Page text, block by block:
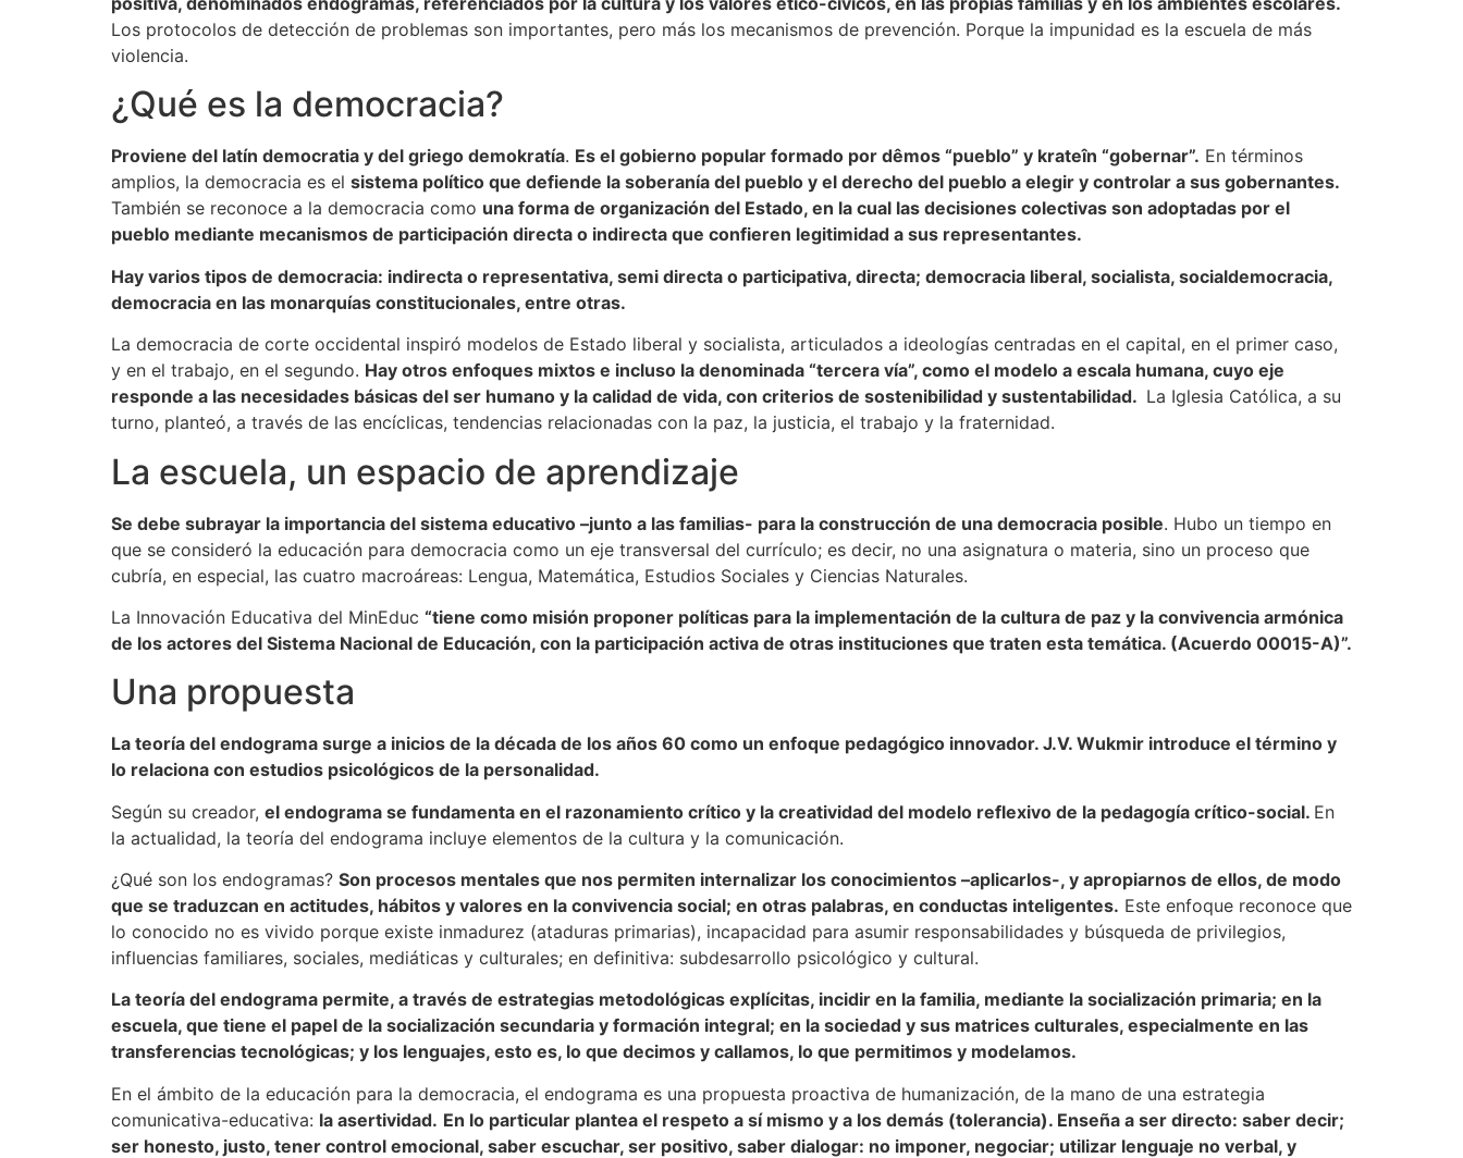
Los protocolos de detección de problemas son importantes, pero más los mecanismos de prevención. Porque la impunidad es la escuela de más
violencia.
¿Qué es la democracia?
Proviene del latín democratia y del griego demokratía. Es el gobierno popular formado por dêmos “pueblo” y krateîn “gobernar”. En términos
amplios, la democracia es el sistema político que defiende la soberanía del pueblo y el derecho del pueblo a elegir y controlar a sus gobernantes.
También se reconoce a la democracia como una forma de organización del Estado, en la cual las decisiones colectivas son adoptadas por el
pueblo mediante mecanismos de participación directa o indirecta que confieren legitimidad a sus representantes.
Hay varios tipos de democracia: indirecta o representativa, semi directa o participativa, directa; democracia liberal, socialista, socialdemocracia,
democracia en las monarquías constitucionales, entre otras.
La democracia de corte occidental inspiró modelos de Estado liberal y socialista, articulados a ideologías centradas en el capital, en el primer caso,
y en el trabajo, en el segundo. Hay otros enfoques mixtos e incluso la denominada “tercera vía”, como el modelo a escala humana, cuyo eje
responde a las necesidades básicas del ser humano y la calidad de vida, con criterios de sostenibilidad y sustentabilidad. La Iglesia Católica, a su
turno, planteó, a través de las encíclicas, tendencias relacionadas con la paz, la justicia, el trabajo y la fraternidad.
La escuela, un espacio de aprendizaje
Se debe subrayar la importancia del sistema educativo –junto a las familias- para la construcción de una democracia posible. Hubo un tiempo en
que se consideró la educación para democracia como un eje transversal del currículo; es decir, no una asignatura o materia, sino un proceso que
cubría, en especial, las cuatro macroáreas: Lengua, Matemática, Estudios Sociales y Ciencias Naturales.
La Innovación Educativa del MinEduc “tiene como misión proponer políticas para la implementación de la cultura de paz y la convivencia armónica
de los actores del Sistema Nacional de Educación, con la participación activa de otras instituciones que traten esta temática. (Acuerdo 00015-A)”.
Una propuesta
La teoría del endograma surge a inicios de la década de los años 60 como un enfoque pedagógico innovador. J.V. Wukmir introduce el término y
lo relaciona con estudios psicológicos de la personalidad.
Según su creador, el endograma se fundamenta en el razonamiento crítico y la creatividad del modelo reflexivo de la pedagogía crítico-social. En
la actualidad, la teoría del endograma incluye elementos de la cultura y la comunicación.
¿Qué son los endogramas? Son procesos mentales que nos permiten internalizar los conocimientos –aplicarlos-, y apropiarnos de ellos, de modo
que se traduzcan en actitudes, hábitos y valores en la convivencia social; en otras palabras, en conductas inteligentes. Este enfoque reconoce que
lo conocido no es vivido porque existe inmadurez (ataduras primarias), incapacidad para asumir responsabilidades y búsqueda de privilegios,
influencias familiares, sociales, mediáticas y culturales; en definitiva: subdesarrollo psicológico y cultural.
La teoría del endograma permite, a través de estrategias metodológicas explícitas, incidir en la familia, mediante la socialización primaria; en la
escuela, que tiene el papel de la socialización secundaria y formación integral; en la sociedad y sus matrices culturales, especialmente en las
transferencias tecnológicas; y los lenguajes, esto es, lo que decimos y callamos, lo que permitimos y modelamos.
En el ámbito de la educación para la democracia, el endograma es una propuesta proactiva de humanización, de la mano de una estrategia
comunicativa-educativa: la asertividad. En lo particular plantea el respeto a sí mismo y a los demás (tolerancia). Enseña a ser directo: saber decir;
ser honesto, justo, tener control emocional, saber escuchar, ser positivo, saber dialogar: no imponer, negociar; utilizar lenguaje no verbal, y